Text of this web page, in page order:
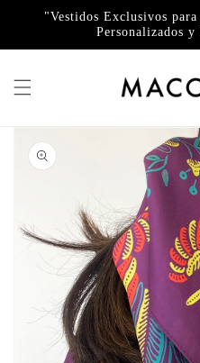
directamente
"Vestidos Exclusivos
Personalizados y
directamente
información